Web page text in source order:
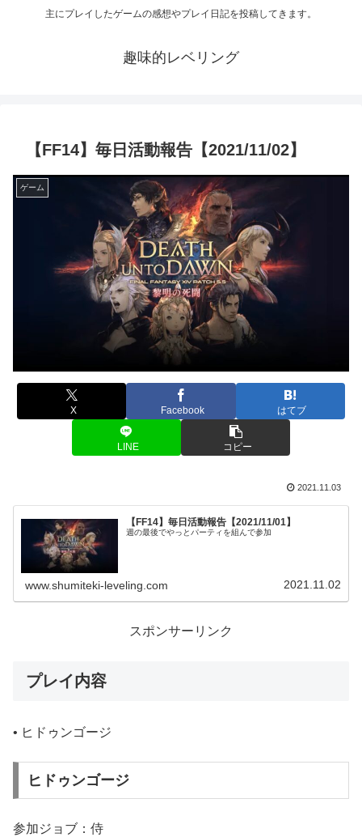
主にプレイしたゲームの感想やプレイ日記を投稿してきます。
趣味的レベリング
【FF14】毎日活動報告【2021/11/02】
ゲーム
X Facebook はてブ
LINE コピー
2021.11.03
【FF14】毎日活動報告【2021/11/01】
週の最後でやっとパーティを組んで参加
www.shumiteki-leveling.com 2021.11.02
スポンサーリンク
プレイ内容
• ヒドゥンゴージ
ヒドゥンゴージ
参加ジョブ：侍